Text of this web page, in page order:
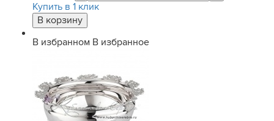
Купить в 1 клик
В избранном В избранное